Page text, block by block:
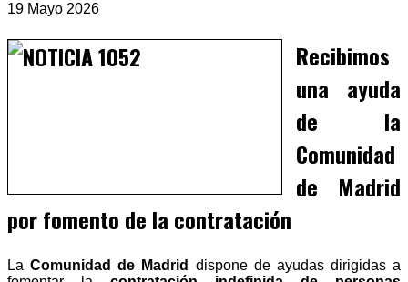
19 Mayo 2026
Recibimos
una ayuda
de la
Comunidad
de Madrid
por fomento de la contratación
LaComunidad de Madrid
dispone de ayudas dirigidas a